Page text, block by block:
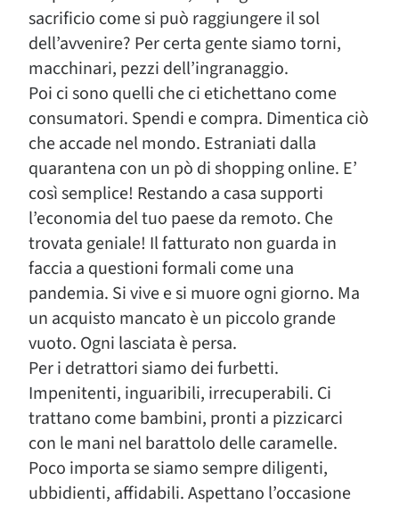
sacrificio come si può raggiungere il sol
dell’avvenire? Per certa gente siamo torni,
macchinari, pezzi dell’ingranaggio.
Poi ci sono quelli che ci etichettano come
consumatori. Spendi e compra. Dimentica ciò
che accade nel mondo. Estraniati dalla
quarantena con un pò di shopping online. E’
così semplice! Restando a casa supporti
l’economia del tuo paese da remoto. Che
trovata geniale! Il fatturato non guarda in
faccia a questioni formali come una
pandemia. Si vive e si muore ogni giorno. Ma
un acquisto mancato è un piccolo grande
vuoto. Ogni lasciata è persa.
Per i detrattori siamo dei furbetti.
Impenitenti, inguaribili, irrecuperabili. Ci
trattano come bambini, pronti a pizzicarci
con le mani nel barattolo delle caramelle.
Poco importa se siamo sempre diligenti,
ubbidienti, affidabili. Aspettano l’occasione